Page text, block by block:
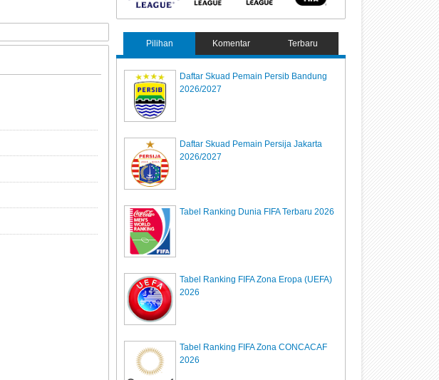
Pilihan Komentar Terbaru
Daftar Skuad Pemain Persib Bandung
2026/2027
Daftar Skuad Pemain Persija Jakarta
2026/2027
Tabel Ranking Dunia FIFA Terbaru 2026
Tabel Ranking FIFA Zona Eropa (UEFA)
2026
Tabel Ranking FIFA Zona CONCACAF
2026